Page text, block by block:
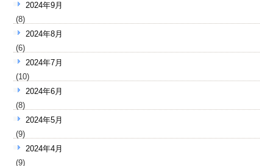
2024年9月
(8)
2024年8月
(6)
2024年7月
(10)
2024年6月
(8)
2024年5月
(9)
2024年4月
(9)